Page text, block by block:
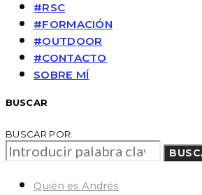
#RSC
#FORMACIÓN
#OUTDOOR
#CONTACTO
SOBRE MÍ
BUSCAR
BUSCAR POR:
Quién es Andrés